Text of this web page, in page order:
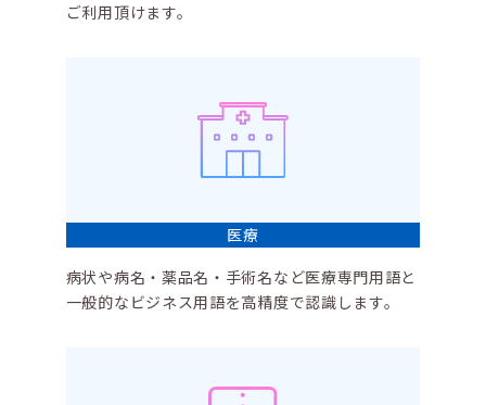
ご利用頂けます。
医療
病状や病名・薬品名・手術名など医療専門用語と
一般的なビジネス用語を高精度で認識します。